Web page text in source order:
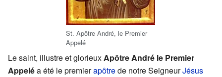
St. Apôtre André, le Premier
Appelé
Le saint, illustre et glorieuxApôtre André le Premier
Appeléa été le premierapôtrede notre SeigneurJésus